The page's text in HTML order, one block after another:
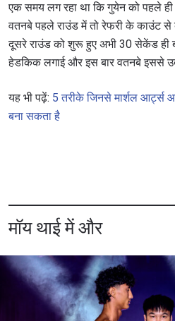
एक समय लग रहा था कि गुयेन को पहले ही
वतनबे पहले राउंड में तो रेफरी के काउंट से
दूसरे राउंड को शुरू हुए अभी 30 सेकेंड ही
हेडकिक लगाई और इस बार वतनबे इससे
यह भी पढ़ें: 5 तरीके जिनसे मार्शल
बना सकता है
मॉय थाई में और